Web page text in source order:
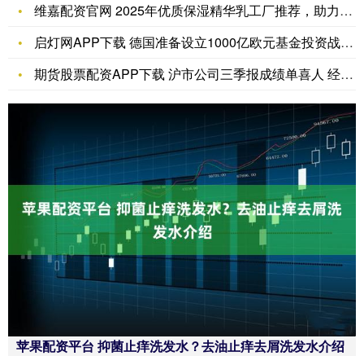
维嘉配资官网 2025年优质保湿精华乳工厂推荐，助力新锐品牌
启灯网APP下载 德国准备设立1000亿欧元基金投资战略资产
期货股票配资APP下载 沪市公司三季报成绩单喜人 经营业绩同
苹果配资平台 抑菌止痒洗发水？去油止痒去屑洗发水介绍